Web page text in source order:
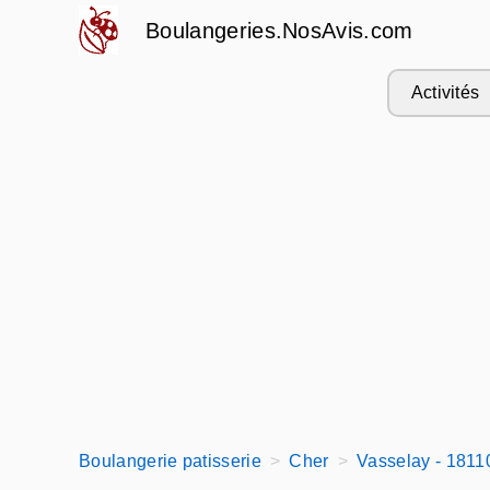
Boulangeries.NosAvis.com
Activités
Boulangerie patisserie Cher Vasselay -